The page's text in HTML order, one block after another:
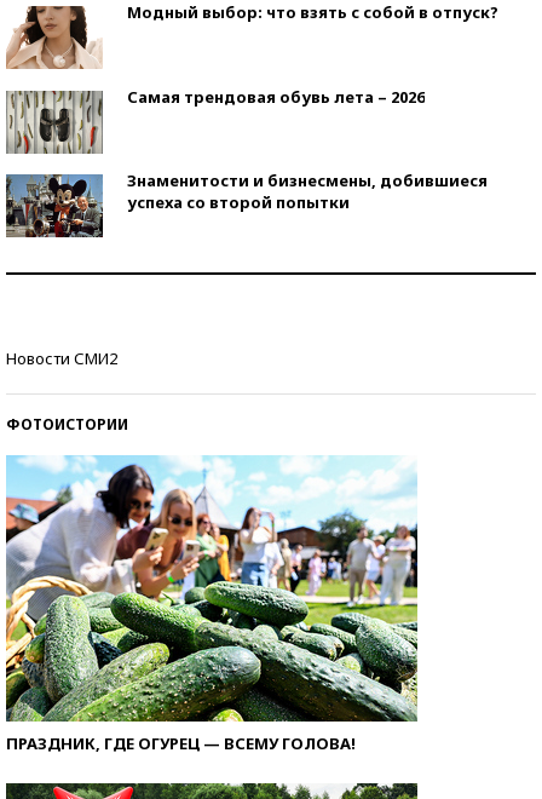
Модный выбор: что взять с собой в отпуск?
Самая трендовая обувь лета – 2026
Знаменитости и бизнесмены, добившиеся
успеха со второй попытки
Новости СМИ2
ФОТОИСТОРИИ
ПРАЗДНИК, ГДЕ ОГУРЕЦ — ВСЕМУ ГОЛОВА!